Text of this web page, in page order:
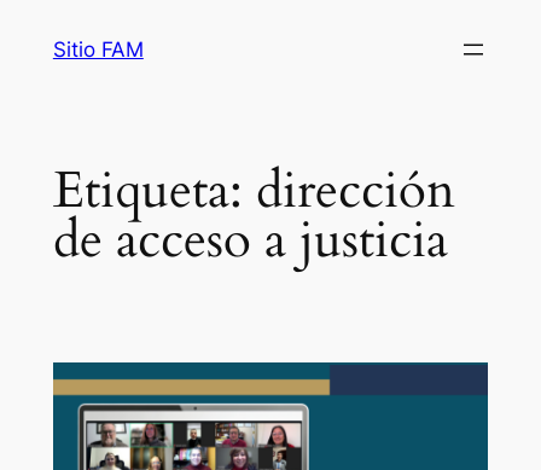
Sitio FAM
Etiqueta: dirección
de acceso a justicia